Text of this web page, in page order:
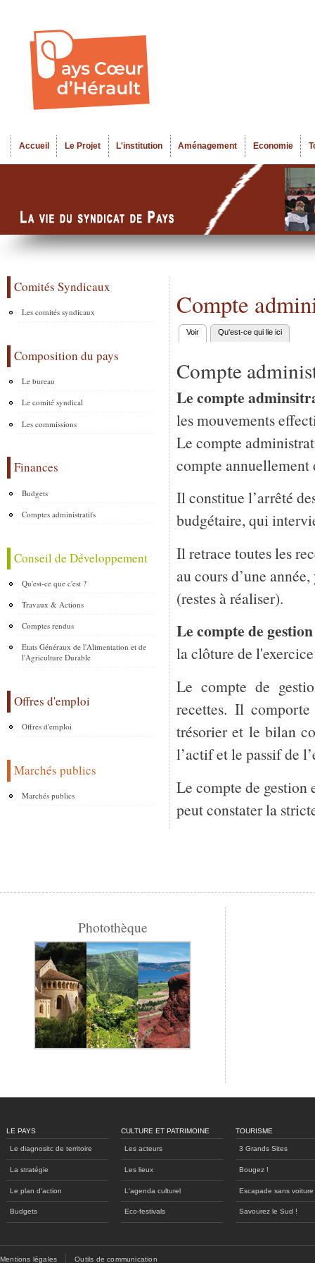
Menu principal
Accueil Le Projet L'institution Aménagement Economie
Comités Syndicaux
Les comités syndicaux
Composition du pays
Le bureau
Le comité syndical
Les commissions
Finances
Budgets
Comptes administratifs
Conseil de Développement
Qu'est-ce que c'est ?
Travaux & Actions
Comptes rendus
Etats Généraux de l'Alimentation et de
l'Agriculture Durable
Offres d'emploi
Offres d'emploi
Marchés publics
Marchés publics
Compte
Onglets principaux
Voir (onglet actif)
Qu'est-ce qui lie ici
Compte
Le compte
les mouvements
Le compte
compte annuellement
Il constitue l’arrêté
budgétaire, qui
Il retrace toutes les
au cours d’une
(restes à réaliser).
Le compte de gestion
la clôture de
Le compte de
recettes. Il
trésorier et le bilan
l’actif et le passif de
Le compte de gestion
peut constater la
Photothèque
LE PAYS
Le diagnositc de territoire
La stratégie
Le plan d'action
Budgets
CULTURE ET PATRIMOINE
Les acteurs
Les lieux
L'agenda culturel
Eco-festivals
TOURISME
3 Grands Sites
Bougez !
Escapade sans voiture
Savourez le Sud !
Mentions légales Outils de communication